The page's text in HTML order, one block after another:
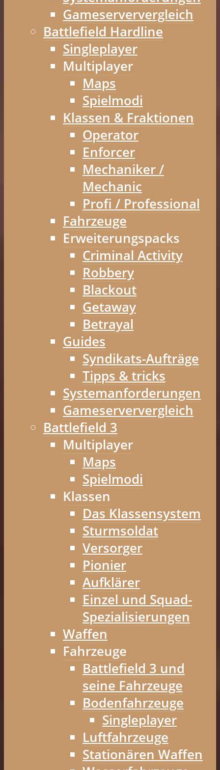
Gameserververgleich
Battlefield Hardline
Singleplayer
Multiplayer
Maps
Spielmodi
Klassen & Fraktionen
Operator
Enforcer
Mechaniker /
Mechanic
Profi / Professional
Fahrzeuge
Erweiterungspacks
Criminal Activity
Robbery
Blackout
Getaway
Betrayal
Guides
Syndikats-Aufträge
Tipps & tricks
Systemanforderungen
Gameserververgleich
Battlefield 3
Multiplayer
Maps
Spielmodi
Klassen
Das Klassensystem
Sturmsoldat
Versorger
Pionier
Aufklärer
Einzel und Squad-
Spezialisierungen
Waffen
Fahrzeuge
Battlefield 3 und
seine Fahrzeuge
Bodenfahrzeuge
Singleplayer
Luftfahrzeuge
Stationären Waffen